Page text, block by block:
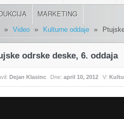
MARKETING
» Video » Kulturne oddaje »
odrske deske, 6. oddaja
Dejan Klasinc Dne:april 10, 2012 V: